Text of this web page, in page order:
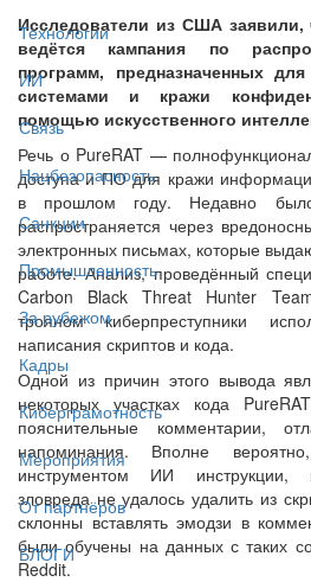
Технологии
ИИ
Связь
Нацбезопасность
Санкции
Промышленность
За рубежом
Кадры
Киберграмотность
Мероприятия
От партнёров
БЛОГИ
Исследователи из США заявили,
ведётся кампания по
программ, предназначенных
системами и кражи
помощью искусственного
Речь о PureRAT —
доступа и ПО для кражи
в прошлом году. Недавно
распространяется через
электронных письмах, которые
работе. Анализ, проведённый
Carbon Black Threat Hunter
трояном киберпреступники
написания скриптов и кода.
Одной из причин этого вывода
некоторых участках кода
пояснительные комментарии,
напоминания. Вполне
инструментом ИИ инструкции,
зловреда не удалось удалить из
склонны вставлять эмодзи в
были обучены на данных с таких
Reddit.